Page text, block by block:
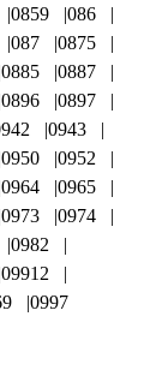
0859
086
087
0875
0885
0887
0896
0897
0943
0950
0952
0964
0965
0973
0974
0982
09912
0997